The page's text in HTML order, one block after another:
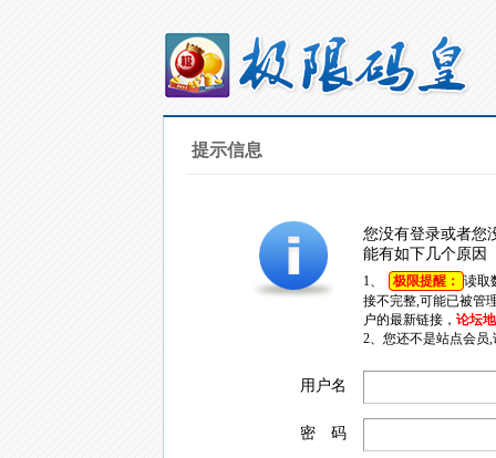
提示信息
您没有登录或者您
能有如下几个原因
1、 极限提醒： 读取
接不完整,可能已被管
户的最新链接， 论坛
2、您还不是站点会员
用户名
密 码